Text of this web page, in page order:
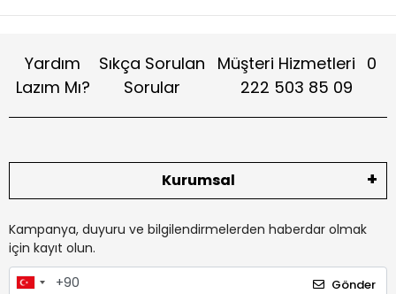
Yardım
Lazım Mı?
Sıkça Sorulan
Sorular
Müşteri Hizmetleri 0
222 503 85 09
Kurumsal
Kampanya, duyuru ve bilgilendirmelerden haberdar olmak
için kayıt olun.
Gönder